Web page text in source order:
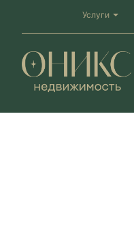
Услуги